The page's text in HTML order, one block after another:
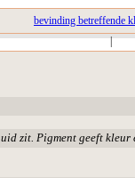
bevinding betreffende
|
zit. Pigment geeft kleur